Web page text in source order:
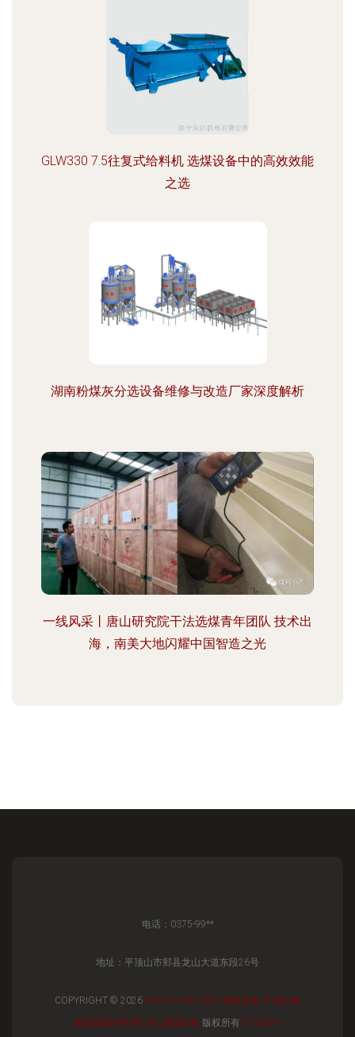
GLW330 7.5往复式给料机 选煤设备中的高效效能
之选
湖南粉煤灰分选设备维修与改造厂家深度解析
一线风采丨唐山研究院干法选煤青年团队 技术出
海，南美大地闪耀中国智造之光
电话：0375-99**
地址：平顶山市郏县龙山大道东段26号
COPYRIGHT © 2026 WWW.CPXM.NET 选煤设备 平顶山国
能选煤技术有限公司 选煤设备 版权所有 SITEMAP